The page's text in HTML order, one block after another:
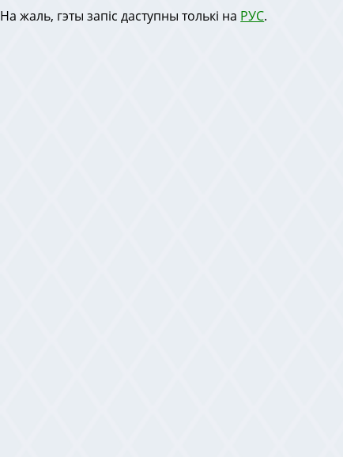
На жаль, гэты запіс даступны толькі на РУС.